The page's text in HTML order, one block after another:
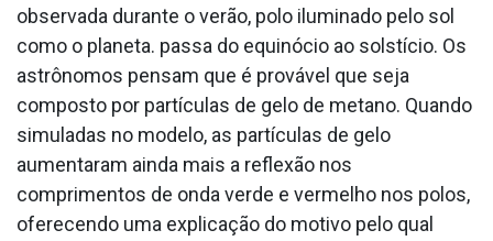
observada durante o verão, polo iluminado pelo sol
como o planeta. passa do equinócio ao solstício. Os
astrônomos pensam que é provável que seja
composto por partículas de gelo de metano. Quando
simuladas no modelo, as partículas de gelo
aumentaram ainda mais a reflexão nos
comprimentos de onda verde e vermelho nos polos,
oferecendo uma explicação do motivo pelo qual